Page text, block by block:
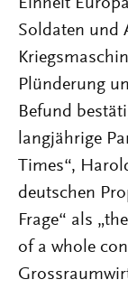
Einheit
Soldaten und
Plünderung
Befund
langjährige
Times“,
deutschen
Frage“ als
of a whole